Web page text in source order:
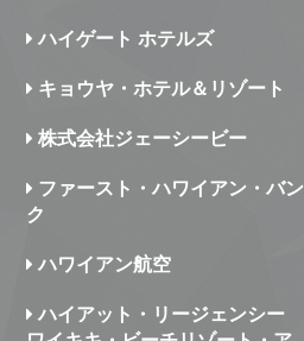
ハイゲート ホテルズ
キョウヤ・ホテル＆リゾート
株式会社ジェーシービー
ファースト・ハワイアン・バン
ク
ハワイアン航空
ハイアット・リージェンシー